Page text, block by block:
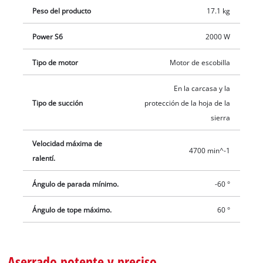
Peso del producto 17.1 kg
Power S6 2000 W
Tipo de motor Motor de escobilla
Tipo de succión
En la carcasa y la
protección de la hoja de la
sierra
Velocidad máxima de
ralentí.
4700 min^-1
Ángulo de parada mínimo. -60 °
Ángulo de tope máximo. 60 °